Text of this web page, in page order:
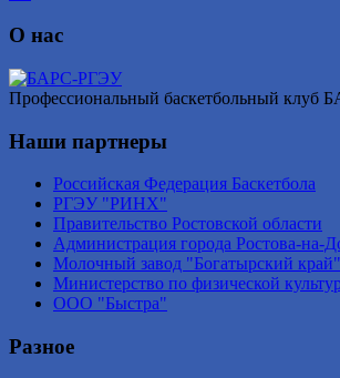
О нас
Профессиональный баскетбольный клуб
Наши партнеры
Российская Федерация Баскетбола
РГЭУ "РИНХ"
Правительство Ростовской области
Администрация города Ростова-на-
Молочный завод "Богатырский край"
Министерство по физической
ООО "Быстра"
Разное